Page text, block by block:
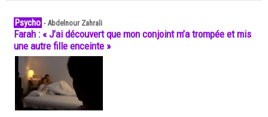
Psycho -Abdelnour Zahrali
Farah : « J’ai découvert que mon conjoint m’a trompée et mis
une autre fille enceinte »